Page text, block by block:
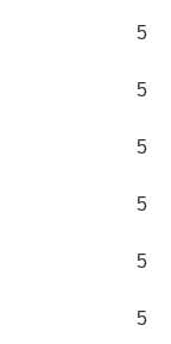
5
5
5
5
5
5